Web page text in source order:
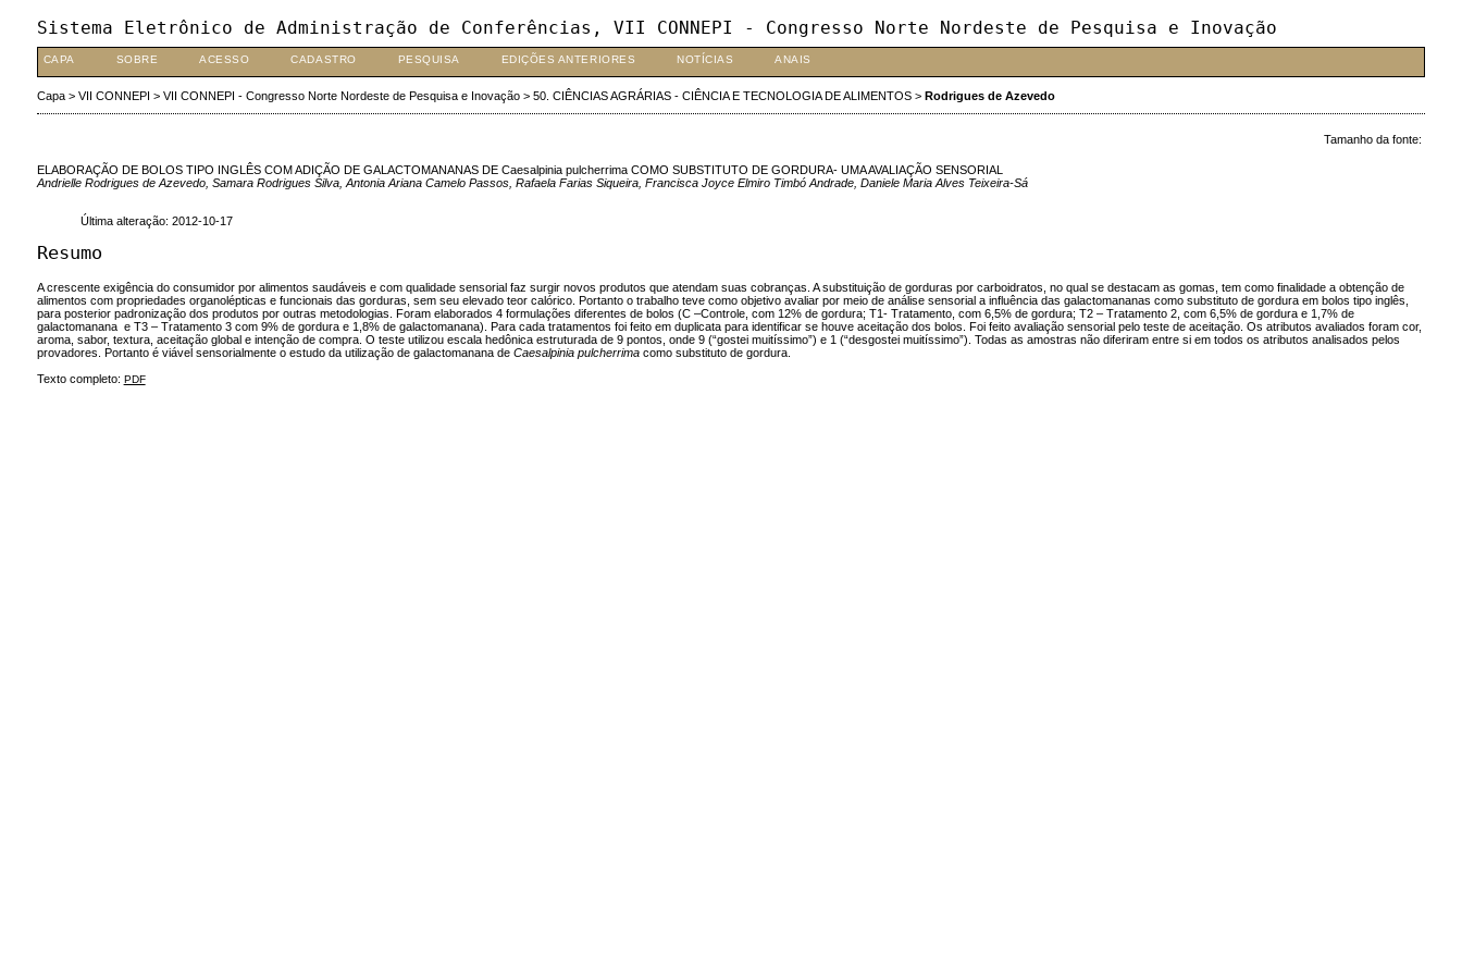
Sistema Eletrônico de Administração de Conferências, VII CONNEPI - Congresso Norte Nordeste de Pesquisa e Inovação
CAPA SOBRE ACESSO CADASTRO PESQUISA EDIÇÕES ANTERIORES NOTÍCIAS ANAIS
Capa> VII CONNEPI > VII CONNEPI - Congresso Norte Nordeste de Pesquisa e Inovação> 50. CIÊNCIAS AGRÁRIAS - CIÊNCIA E TECNOLOGIA DE ALIMENTOS> Rodrigues de Azevedo
Tamanho da fonte:
ELABORAÇÃO DE BOLOS TIPO INGLÊS COM ADIÇÃO DE GALACTOMANANAS DE Caesalpinia pulcherrima COMO SUBSTITUTO DE GORDURA- UMA AVALIAÇÃO SENSORIAL
Andrielle Rodrigues de Azevedo, Samara Rodrigues Silva, Antonia Ariana Camelo Passos, Rafaela Farias Siqueira, Francisca Joyce Elmiro Timbó Andrade, Daniele Maria Alves Teixeira-Sá
Última alteração: 2012-10-17
Resumo
A crescente exigência do consumidor por alimentos saudáveis e com qualidade sensorial faz surgir novos produtos que atendam suas cobranças. A substituição de gorduras por carboidratos, no qual se destacam as gomas, tem como finalidade a obtenção de
alimentos com propriedades organolépticas e funcionais das gorduras, sem seu elevado teor calórico. Portanto o trabalho teve como objetivo avaliar por meio de análise sensorial a influência das galactomananas como substituto de gordura em bolos tipo inglês,
para posterior padronização dos produtos por outras metodologias. Foram elaborados 4 formulações diferentes de bolos (C –Controle, com 12% de gordura; T1- Tratamento, com 6,5% de gordura; T2 – Tratamento 2, com 6,5% de gordura e 1,7% de
galactomanana e T3 – Tratamento 3 com 9% de gordura e 1,8% de galactomanana). Para cada tratamentos foi feito em duplicata para identificar se houve aceitação dos bolos. Foi feito avaliação sensorial pelo teste de aceitação. Os atributos avaliados foram cor,
aroma, sabor, textura, aceitação global e intenção de compra. O teste utilizou escala hedônica estruturada de 9 pontos, onde 9 (“gostei muitíssimo”) e 1 (“desgostei muitíssimo”). Todas as amostras não diferiram entre si em todos os atributos analisados pelos
provadores. Portanto é viável sensorialmente o estudo da utilização de galactomanana de Caesalpinia pulcherrima como substituto de gordura.
Texto completo: PDF